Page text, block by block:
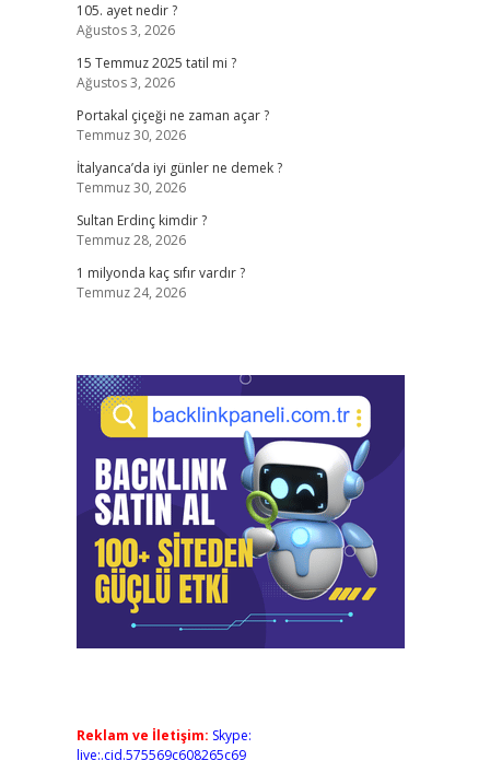
105. ayet nedir ?
Ağustos 3, 2026
15 Temmuz 2025 tatil mi ?
Ağustos 3, 2026
Portakal çiçeği ne zaman açar ?
Temmuz 30, 2026
İtalyanca’da iyi günler ne demek ?
Temmuz 30, 2026
Sultan Erdinç kimdir ?
Temmuz 28, 2026
1 milyonda kaç sıfır vardır ?
Temmuz 24, 2026
Reklam ve İletişim: Skype:
live:.cid.575569c608265c69